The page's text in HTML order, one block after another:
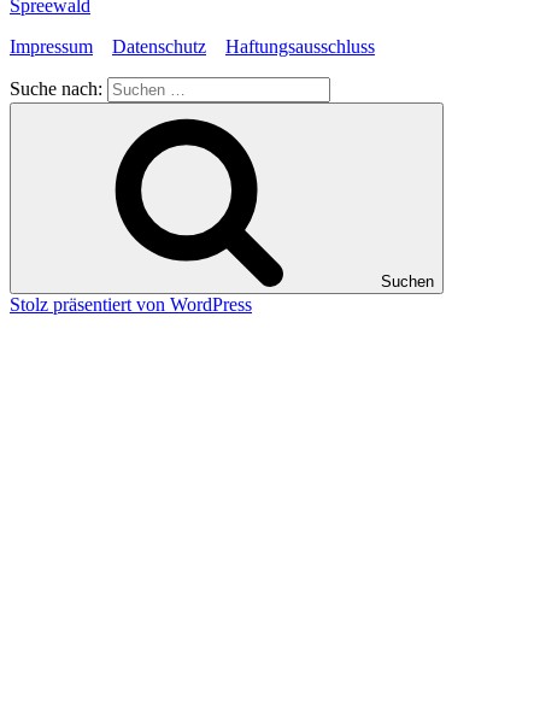
Spreewald
Impressum
Datenschutz Haftungsausschluss
Suche nach:
Suchen
Stolz präsentiert von WordPress